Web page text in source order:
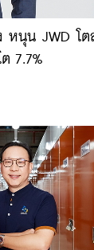
นุน JWD โต
7.7%